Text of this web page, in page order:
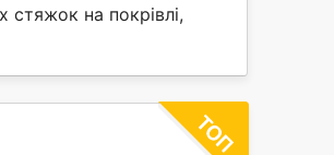
на покрівлі,